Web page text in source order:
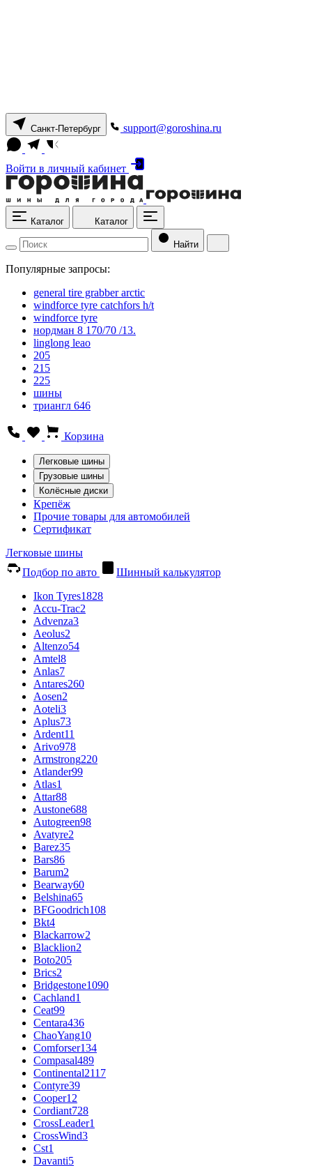
Санкт-Петербург support@goroshina.ru
Войти в личный кабинет
Каталог Каталог
Найти
Популярные запросы:
general tire grabber arctic
windforce tyre catchfors h/t
windforce tyre
нордман 8 170/70 /13.
linglong leao
205
215
225
шины
триангл 646
Корзина
Легковые шины
Грузовые шины
Колёсные диски
Крепёж
Прочие товары для автомобилей
Сертификат
Легковые шины
Подбор по авто
Шинный калькулятор
Ikon Tyres1828
Accu-Trac2
Advenza3
Aeolus2
Altenzo54
Amtel8
Anlas7
Antares260
Aosen2
Aoteli3
Aplus73
Ardent11
Arivo978
Armstrong220
Atlander99
Atlas1
Attar88
Austone688
Autogreen98
Avatyre2
Barez35
Bars86
Barum2
Bearway60
Belshina65
BFGoodrich108
Bkt4
Blackarrow2
Blacklion2
Boto205
Brics2
Bridgestone1090
Cachland1
Ceat99
Centara436
ChaoYang10
Comforser134
Compasal489
Continental2117
Contyre39
Cooper12
Cordiant728
CrossLeader1
CrossWind3
Cst1
Davanti5